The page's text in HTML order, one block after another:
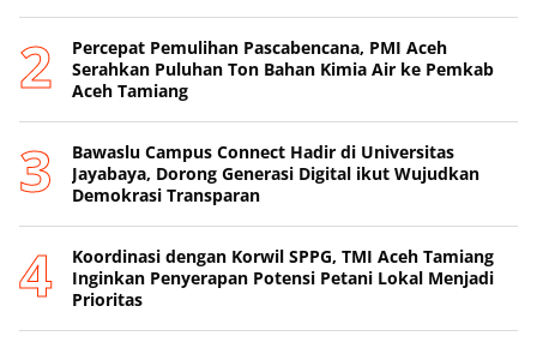
Percepat Pemulihan Pascabencana, PMI Aceh
Serahkan Puluhan Ton Bahan Kimia Air ke Pemkab
Aceh Tamiang
Bawaslu Campus Connect Hadir di Universitas
Jayabaya, Dorong Generasi Digital ikut Wujudkan
Demokrasi Transparan
Koordinasi dengan Korwil SPPG, TMI Aceh Tamiang
Inginkan Penyerapan Potensi Petani Lokal Menjadi
Prioritas